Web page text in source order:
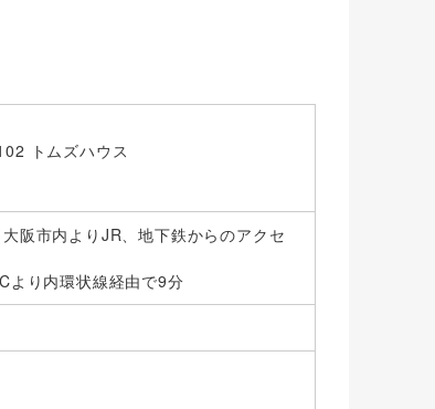
トムズハウス
阪市内よりJR、地下鉄からのアクセ
より内環状線経由で9分